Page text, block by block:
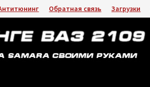
Обратная связь Загрузки